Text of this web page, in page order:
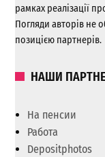
рамках реалізації
Погляди авторів не
позицією партнерів.
НАШИ
На пенсии
Работа
Depositphotos